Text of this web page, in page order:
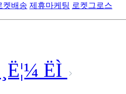
켓배송 제휴마케팅 로켓그로스
ËÌ